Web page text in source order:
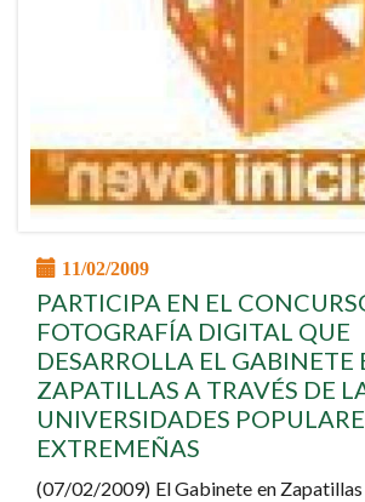
11/02/2009
PARTICIPA EN EL
FOTOGRAFÍA DIGITAL QUE
DESARROLLA EL GABINETE
ZAPATILLAS A TRAVÉS DE
UNIVERSIDADES
EXTREMEÑAS
(07/02/2009) El Gabinete en